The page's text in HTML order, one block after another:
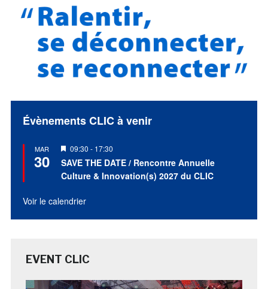
Évènements CLIC à venir
MAR
30
Mis
en
avant
09:30 - 17:30
SAVE THE DATE / Rencontre Annuelle
Culture & Innovation(s) 2027 du CLIC
Voir le calendrier
EVENT CLIC